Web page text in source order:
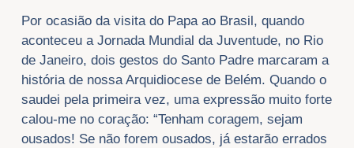
Por ocasião da visita do Papa ao Brasil, quando
aconteceu a Jornada Mundial da Juventude, no Rio
de Janeiro, dois gestos do Santo Padre marcaram a
história de nossa Arquidiocese de Belém. Quando o
saudei pela primeira vez, uma expressão muito forte
calou-me no coração: “Tenham coragem, sejam
ousados! Se não forem ousados, já estarão errados